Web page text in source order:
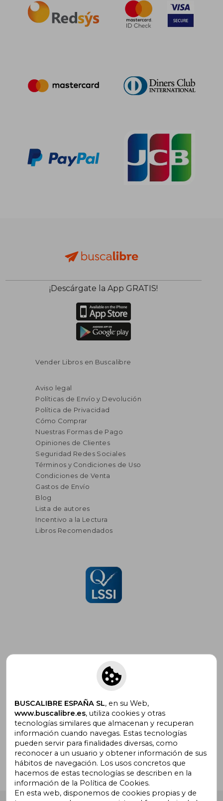
¡Descárgate la App GRATIS!
Vender Libros en Buscalibre
Aviso legal
Políticas de Envío y Devolución
Política de Privacidad
Cómo Comprar
Nuestras Formas de Pago
Opiniones de Clientes
Seguridad Redes Sociales
Términos y Condiciones de Uso
Condiciones de Venta
Gastos de Envío
Blog
Lista de autores
Incentivo a la Lectura
Libros Recomendados
Suscríbete para recibir ofertas y
promociones
¿Necesitas ayuda?
BUSCALIBRE ESPAÑA SL, en su Web,
www.buscalibre.es, utiliza cookies y otras
tecnologías similares que almacenan y recuperan
información cuando navegas. Estas tecnologías
pueden servir para finalidades diversas, como
reconocer a un usuario y obtener información de sus
hábitos de navegación. Los usos concretos que
hacemos de estas tecnologías se describen en la
información de la Política de Cookies.
En esta web, disponemos de cookies propias y de